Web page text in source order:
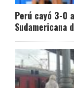
Perú cayó 3-0
Sudamericana